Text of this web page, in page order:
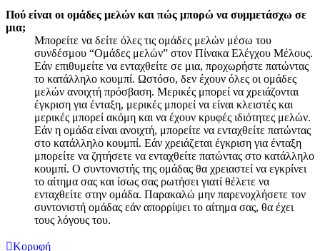
Πού είναι οι ομάδες μελών και πώς μπορώ να συμμετάσχω σε
μια;
Μπορείτε να δείτε όλες τις ομάδες μελών μέσω του
συνδέσμου “Ομάδες μελών” στον Πίνακα Ελέγχου Μέλους.
Εάν επιθυμείτε να ενταχθείτε σε μια, προχωρήστε πατώντας
το κατάλληλο κουμπί. Ωστόσο, δεν έχουν όλες οι ομάδες
μελών ανοιχτή πρόσβαση. Μερικές μπορεί να χρειάζονται
έγκριση για ένταξη, μερικές μπορεί να είναι κλειστές και
μερικές μπορεί ακόμη και να έχουν κρυφές ιδιότητες μελών.
Εάν η ομάδα είναι ανοιχτή, μπορείτε να ενταχθείτε πατώντας
στο κατάλληλο κουμπί. Εάν χρειάζεται έγκριση για ένταξη
μπορείτε να ζητήσετε να ενταχθείτε πατώντας στο κατάλληλο
κουμπί. Ο συντονιστής της ομάδας θα χρειαστεί να εγκρίνει
το αίτημα σας και ίσως σας ρωτήσει γιατί θέλετε να
ενταχθείτε στην ομάδα. Παρακαλώ μην παρενοχλήσετε τον
συντονιστή ομάδας εάν απορρίψει το αίτημα σας, θα έχει
τους λόγους του.
Κορυφή